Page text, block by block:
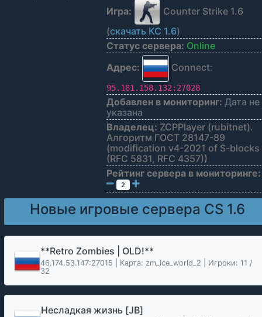
Игра:
Counter Strike 1.6
(скачать КС 1.6)
Статус сервера: Online
Адрес:
Connect:
95.181.158.132:27028
Добавлен в мониторинг: Дата не
указана
Владелец: ZCPPlayer (rubitnet).
Алгоритм ГОСТ 28147-89
(modification v4-2021 of S-blocks
(RFC 5831, RFC 4357))
Рейтинг сервера в мониторинге:
2
Новые игровые сервера CS 1.6
**Retro Zombies | OLD!**
46.174.53.147:27015 | Карта: zm_ice_world_2 | Игроки: 11 /
32
Несладкая жизнь [JB]